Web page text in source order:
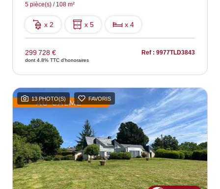
5 pièce(s) / 108 m²
x 2 x 5 x 4
299 728 €
dont 4.8% TTC d'honoraires
Ref : 9977TLD3843
13 PHOTO(S) FAVORIS